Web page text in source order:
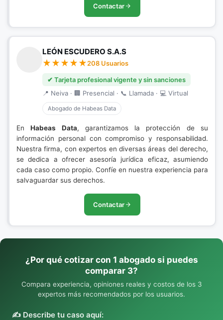
Contactar
LEÓN ESCUDERO S.A.S
208 Usuarios
✔ Tarjeta profesional vigente y sin sanciones
📍 Neiva · 🏢 Presencial · 📞 Llamada · 💻 Virtual
Abogado de Habeas Data
EnHabeas Data, garantizamos la protección de su
información personal con compromiso y responsabilidad.
Nuestra firma, con expertos en diversas áreas del derecho,
se dedica a ofrecer asesoría jurídica eficaz, asumiendo
cada caso como propio. Confíe en nuestra experiencia para
salvaguardar sus derechos.
Contactar
¿Por qué cotizar con 1 abogado si puedes
comparar 3?
Compara experiencia, opiniones reales y costos de los 3
expertos más recomendados por los usuarios.
✍️ Describe tu caso aquí: